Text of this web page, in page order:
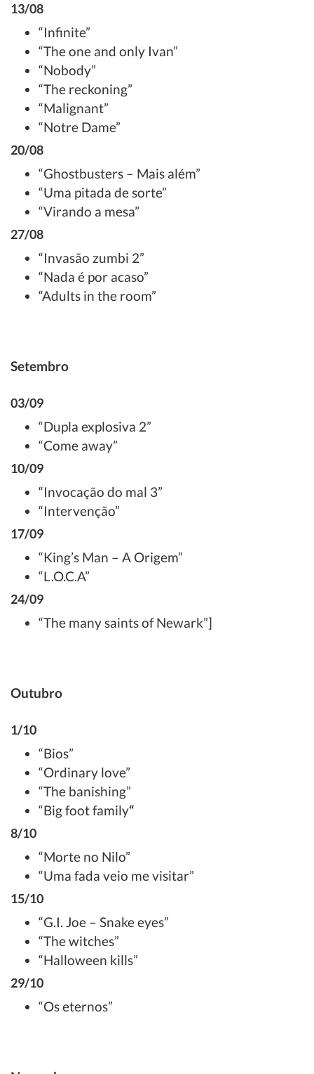
13/08
“Infinite”
“The one and only Ivan”
“Nobody”
“The reckoning”
“Malignant”
“Notre Dame”
20/08
“Ghostbusters – Mais além”
“Uma pitada de sorte”
“Virando a mesa”
27/08
“Invasão zumbi 2”
“Nada é por acaso”
“Adults in the room”
Setembro
03/09
“Dupla explosiva 2”
“Come away”
10/09
“Invocação do mal 3”
“Intervenção”
17/09
“King’s Man – A Origem”
“L.O.C.A”
24/09
“The many saints of Newark”]
Outubro
1/10
“Bios”
“Ordinary love”
“The banishing”
“Big foot family“
8/10
“Morte no Nilo”
“Uma fada veio me visitar”
15/10
“G.I. Joe – Snake eyes”
“The witches”
“Halloween kills”
29/10
“Os eternos”